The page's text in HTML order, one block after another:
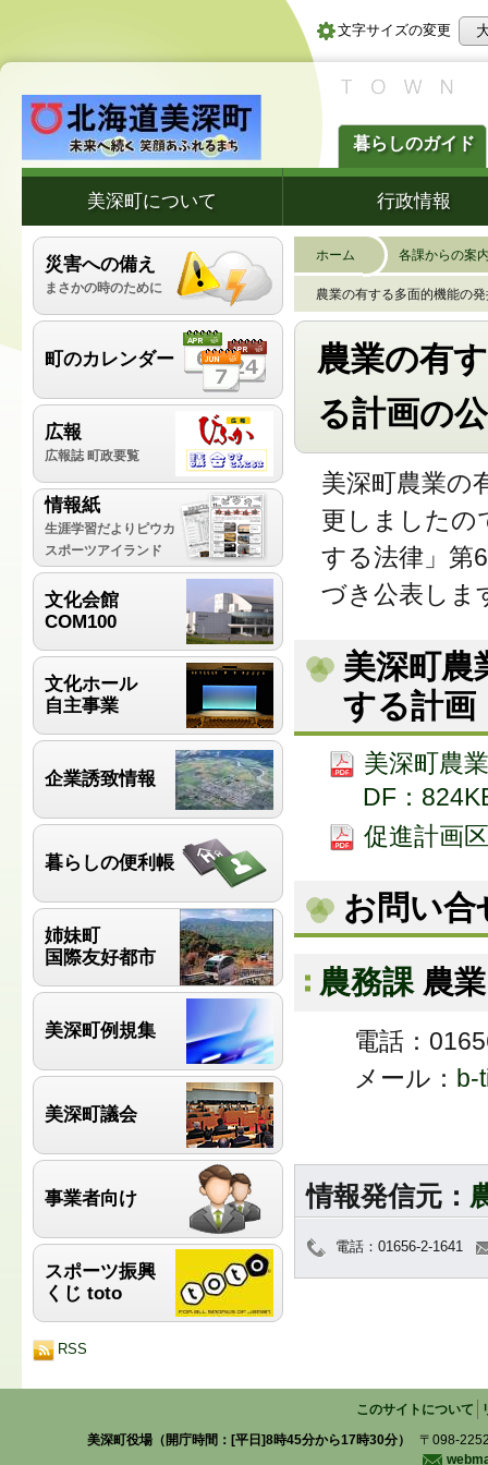
文字サイズの変更
暮らしのガイド
美深町について 行政情報
ホーム 各課からの案
農業の有する多面的機能の
農業の有
る計画の
美深町農業の
更しましたの
する法律」第
づき公表しま
美深町農
する計画
美深町農
DF：
促進計画
お問い合
農務課 農
電話：
メール： b-
情報発信元：
電話：01656-2-1641
災害への備え
まさかの時のために
町のカレンダー
広報
広報誌 町政要覧
情報紙
生涯学習だよりピウカ
スポーツアイランド
文化会館
COM100
文化ホール
自主事業
企業誘致情報
暮らしの便利帳
姉妹町
国際友好都市
美深町例規集
美深町議会
事業者向け
スポーツ振興
くじ toto
RSS
このサイトについて
美深町役場（開庁時間：[平日]8時45分から17時30分）
〒098-